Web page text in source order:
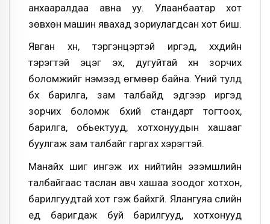
анхааралдаа авна уу. Улаанбаатар хот
зөвхөн машин явахад зориулагдсан хот биш.
Явган хүн, тэргэнцэртэй иргэд, хүүхдийн
тэрэгтэй эцэг эх, дугуйтай хүн зорчих
боломжийг нэмээд өгмөөр байна. Үүний тулд
бүх барилга, зам талбайд эдгээр иргэд
зорчих боломж бүхий стандарт тогтоох,
барилга, обьектууд, хотхонуудын хашааг
буулгаж зам талбайг гаргах хэрэгтэй.
Манайх шиг ингэж их нийтийн эзэмшлийн
талбайгаас таслан авч хашаа зоодог хотхон,
барилгуудтай хот гэж байхгүй. Ялангуяа сүүлийн
үед баригдаж буй барилгууд, хотхонууд